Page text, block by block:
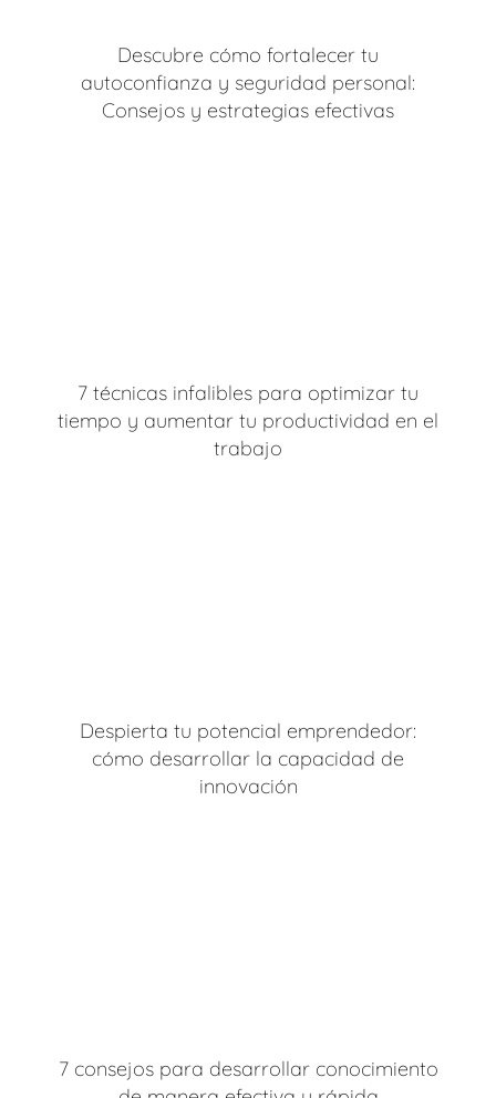
Descubre cómo fortalecer tu
autoconfianza y seguridad personal:
Consejos y estrategias efectivas
7 técnicas infalibles para optimizar tu
tiempo y aumentar tu productividad en el
trabajo
Despierta tu potencial emprendedor:
cómo desarrollar la capacidad de
innovación
7 consejos para desarrollar conocimiento